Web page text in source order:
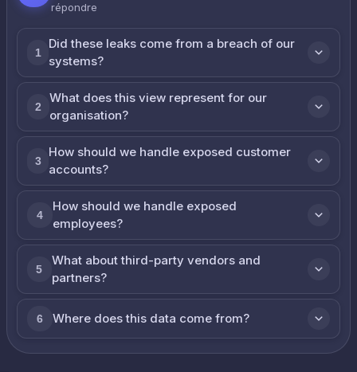
répondre
1
Did these leaks come from a breach of our
systems?
2
What does this view represent for our
organisation?
3
How should we handle exposed customer
accounts?
4
How should we handle exposed
employees?
5
What about third-party vendors and
partners?
6 Where does this data come from?